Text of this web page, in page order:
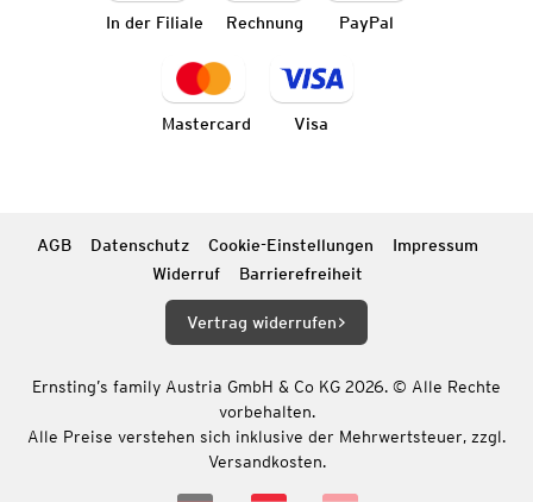
In der Filiale Rechnung PayPal
Mastercard Visa
AGB Datenschutz Cookie-Einstellungen
Impressum
Widerruf
Barrierefreiheit
Vertrag widerrufen
Ernsting’s family Austria GmbH & Co KG 2026. © Alle Rechte
vorbehalten.
Alle Preise verstehen sich inklusive der Mehrwertsteuer, zzgl.
Versandkosten.